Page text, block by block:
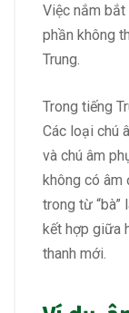
Việc nắm bắt
phần không
Trung.
Trong tiếng
Các loại chú
và chú âm
không có
trong từ “bà”
kết hợp giữa
thanh mới.